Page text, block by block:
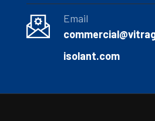
Email
isolant.com